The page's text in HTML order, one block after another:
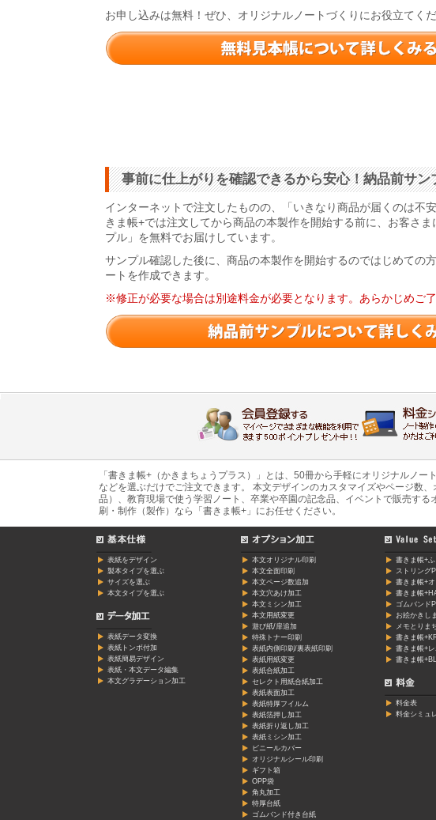
お申し込みは無料！ぜひ、オリジナルノートづくりにお役立てくだ
事前に仕上がりを確認できるから安心！納品前サン
インターネットで注文したものの、「いきなり商品が届くのは不
きま帳+では注文してから商品の本製作を開始する前に、お客さ
プル」を無料でお届けしています。
サンプル確認した後に、商品の本製作を開始するのではじめての
ートを作成できます。
※修正が必要な場合は別途料金が必要となります。あらかじめご了
「書きま帳+（かきまちょうプラス）」とは、50冊から手軽にオリジナルノ
などを選ぶだけでご注文できます。 本文デザインのカスタマイズやページ数
品）、教育現場で使う学習ノート、卒業や卒園の記念品、イベントで販売す
刷・制作（製作）なら「書きま帳+」にお任せください。
表紙をデザイン
製本タイプを選ぶ
サイズを選ぶ
本文タイプを選ぶ
表紙データ変換
表紙トンボ付加
表紙簡易デザイン
表紙・本文データ編集
本文グラデーション加工
本文オリジナル印刷
本文全面印刷
本文ページ数追加
本文穴あけ加工
本文ミシン加工
本文用紙変更
遊び紙/扉追加
特殊トナー印刷
表紙内側印刷/裏表紙印刷
表紙用紙変更
表紙合紙加工
セレクト用紙合紙加工
表紙表面加工
表紙特厚フイルム
表紙箔押し加工
表紙折り返し加工
表紙ミシン加工
ビニールカバー
オリジナルシール印刷
ギフト箱
OPP袋
角丸加工
特厚台紙
ゴムバンド付き台紙
書きま帳+ふ
ストリング
書きま帳+
書きま帳
ゴムバンド
お絵かきし
メモとりま
書きま帳
書きま帳+
書きま帳
料金表
料金シミュ